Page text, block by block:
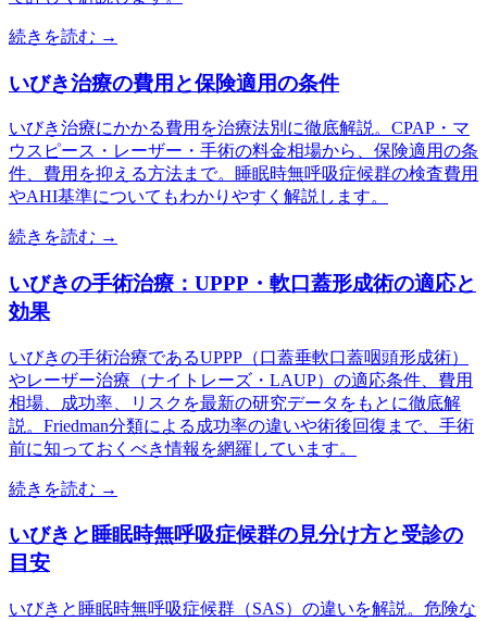
続きを読む →
いびき治療の費用と保険適用の条件
いびき治療にかかる費用を治療法別に徹底解説。CPAP・マ
ウスピース・レーザー・手術の料金相場から、保険適用の条
件、費用を抑える方法まで。睡眠時無呼吸症候群の検査費用
やAHI基準についてもわかりやすく解説します。
続きを読む →
いびきの手術治療：UPPP・軟口蓋形成術の適応と
効果
いびきの手術治療であるUPPP（口蓋垂軟口蓋咽頭形成術）
やレーザー治療（ナイトレーズ・LAUP）の適応条件、費用
相場、成功率、リスクを最新の研究データをもとに徹底解
説。Friedman分類による成功率の違いや術後回復まで、手術
前に知っておくべき情報を網羅しています。
続きを読む →
いびきと睡眠時無呼吸症候群の見分け方と受診の
目安
いびきと睡眠時無呼吸症候群（SAS）の違いを解説。危険な